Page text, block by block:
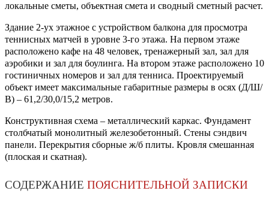
локальные сметы, объектная смета и сводный сметный расчет.
Здание 2-ух этажное с устройством балкона для просмотра
теннисных матчей в уровне 3-го этажа. На первом этаже
расположено кафе на 48 человек, тренажерный зал, зал для
аэробики и зал для боулинга. На втором этаже расположено 10
гостиничных номеров и зал для тенниса. Проектируемый
объект имеет максимальные габаритные размеры в осях (Д/Ш/
В) – 61,2/30,0/15,2 метров.
Конструктивная схема – металлический каркас. Фундамент
столбчатый монолитный железобетонный. Стены сэндвич
панели. Перекрытия сборные ж/б плиты. Кровля смешанная
(плоская и скатная).
СОДЕРЖАНИЕ ПОЯСНИТЕЛЬНОЙ ЗАПИСКИ